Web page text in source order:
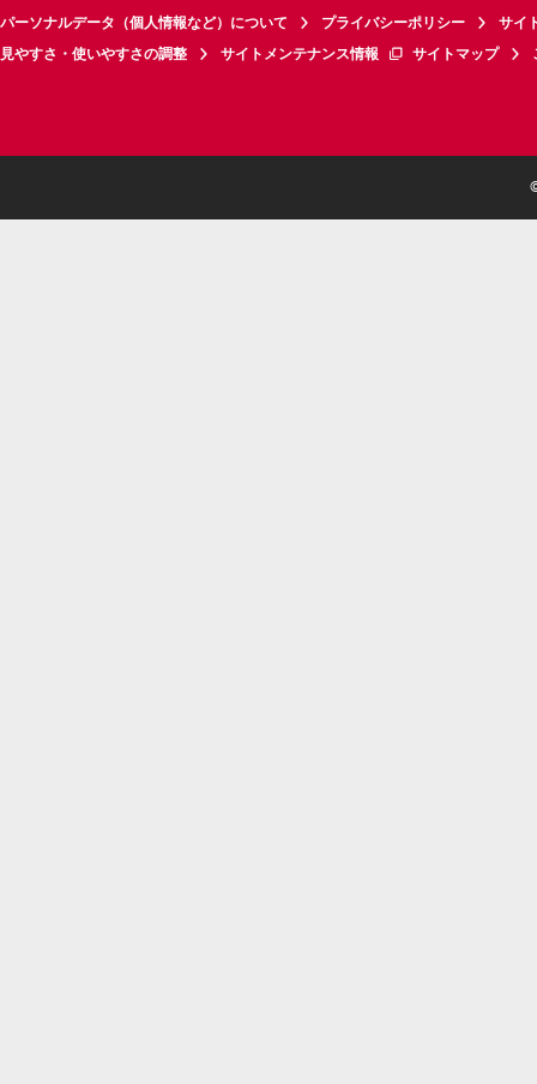
パーソナルデータ（個人情報など）について プライバシーポリシー
サイ
見やすさ・使いやすさの調整
サイトメンテナンス情報 サイトマップ